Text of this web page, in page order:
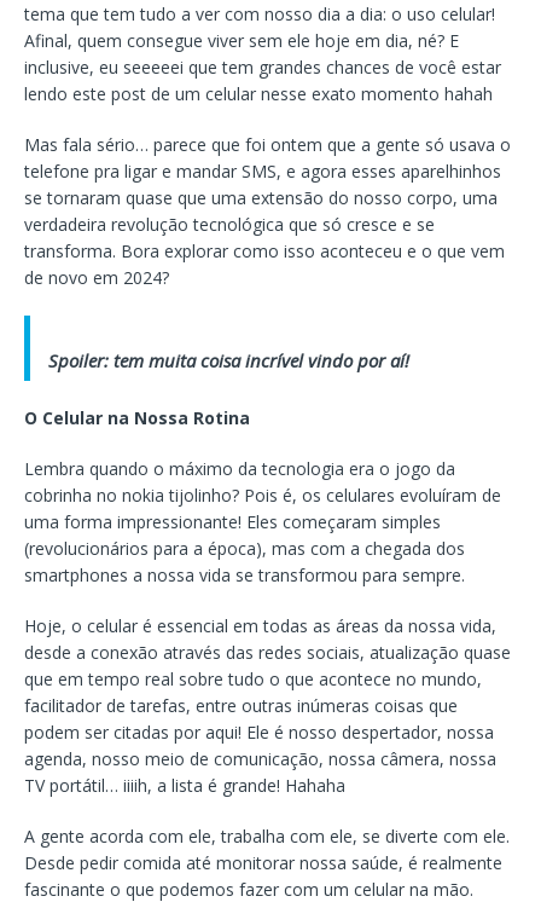
tema que tem tudo a ver com nosso dia a dia: o uso celular!
Afinal, quem consegue viver sem ele hoje em dia, né? E
inclusive, eu seeeeei que tem grandes chances de você estar
lendo este post de um celular nesse exato momento hahah
Mas fala sério… parece que foi ontem que a gente só usava o
telefone pra ligar e mandar SMS, e agora esses aparelhinhos
se tornaram quase que uma extensão do nosso corpo, uma
verdadeira revolução tecnológica que só cresce e se
transforma. Bora explorar como isso aconteceu e o que vem
de novo em 2024?
Spoiler: tem muita coisa incrível vindo por aí!
O Celular na Nossa Rotina
Lembra quando o máximo da tecnologia era o jogo da
cobrinha no nokia tijolinho? Pois é, os celulares evoluíram de
uma forma impressionante! Eles começaram simples
(revolucionários para a época), mas com a chegada dos
smartphones a nossa vida se transformou para sempre.
Hoje, o celular é essencial em todas as áreas da nossa vida,
desde a conexão através das redes sociais, atualização quase
que em tempo real sobre tudo o que acontece no mundo,
facilitador de tarefas, entre outras inúmeras coisas que
podem ser citadas por aqui! Ele é nosso despertador, nossa
agenda, nosso meio de comunicação, nossa câmera, nossa
TV portátil… iiiih, a lista é grande! Hahaha
A gente acorda com ele, trabalha com ele, se diverte com ele.
Desde pedir comida até monitorar nossa saúde, é realmente
fascinante o que podemos fazer com um celular na mão.